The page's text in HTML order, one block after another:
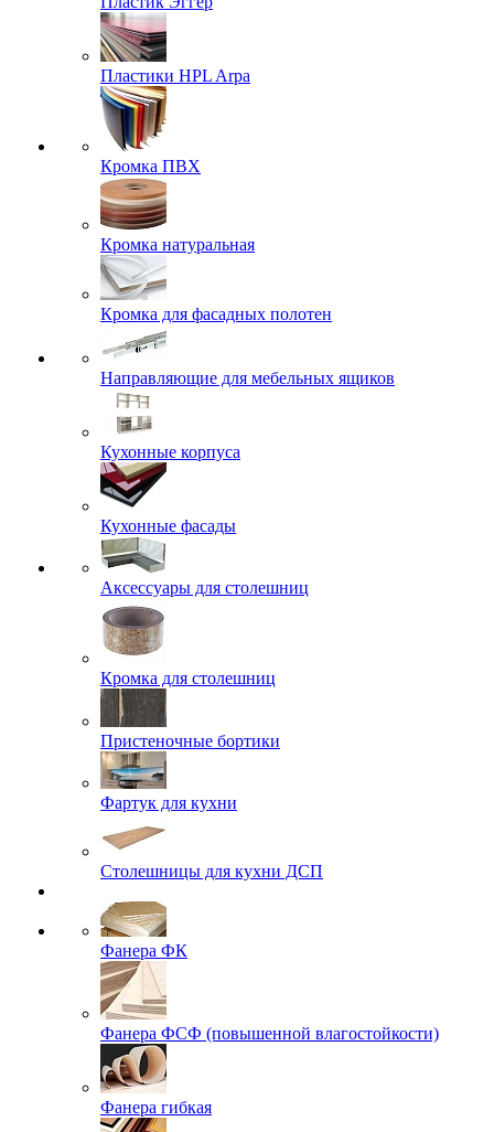
Пластики HPL Arpa
Кромка ПВХ
Кромка натуральная
Кромка для фасадных полотен
Направляющие для мебельных ящиков
Кухонные корпуса
Кухонные фасады
Аксессуары для столешниц
Кромка для столешниц
Пристеночные бортики
Фартук для кухни
Столешницы для кухни ДСП
Фанера ФК
Фанера ФСФ (повышенной влагостойкости)
Фанера гибкая